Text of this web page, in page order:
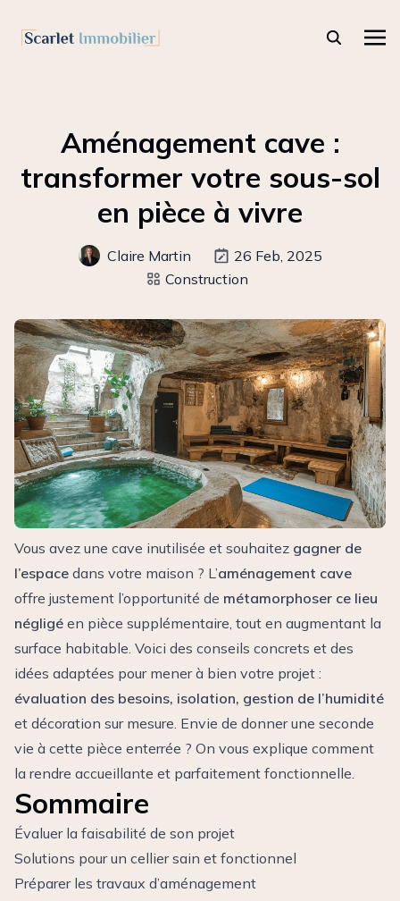
Aménagement cave :
transformer votre sous-sol
en pièce à vivre
Claire Martin
26 Feb, 2025
Construction
Vous avez une cave inutilisée et souhaitez gagner de
l’espace dans votre maison ? L’aménagement cave
offre justement l’opportunité de métamorphoser ce lieu
négligé en pièce supplémentaire, tout en augmentant la
surface habitable. Voici des conseils concrets et des
idées adaptées pour mener à bien votre projet :
évaluation des besoins, isolation, gestion de l’humidité
et décoration sur mesure. Envie de donner une seconde
vie à cette pièce enterrée ? On vous explique comment
la rendre accueillante et parfaitement fonctionnelle.
Sommaire
Évaluer la faisabilité de son projet
Solutions pour un cellier sain et fonctionnel
Préparer les travaux d’aménagement